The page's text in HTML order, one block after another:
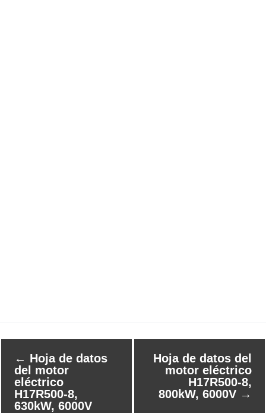
← Hoja de datos
del motor
eléctrico
H17R500-8,
630kW, 6000V
Hoja de datos del
motor eléctrico
H17R500-8,
800kW, 6000V →